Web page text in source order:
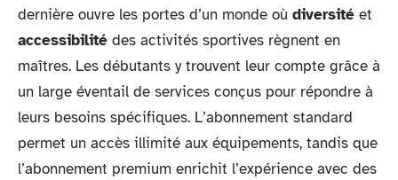
dernière ouvre les portes d’un monde où diversité et
accessibilité des activités sportives règnent en
maîtres. Les débutants y trouvent leur compte grâce à
un large éventail de services conçus pour répondre à
leurs besoins spécifiques. L’abonnement standard
permet un accès illimité aux équipements, tandis que
l’abonnement premium enrichit l’expérience avec des